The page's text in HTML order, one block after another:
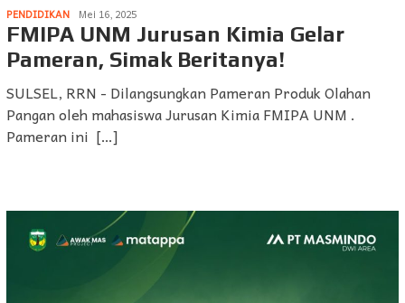
PENDIDIKAN Mei 16, 2025
FMIPA UNM Jurusan Kimia Gelar
Pameran, Simak Beritanya!
SULSEL, RRN - Dilangsungkan Pameran Produk Olahan
Pangan oleh mahasiswa Jurusan Kimia FMIPA UNM .
Pameran ini […]